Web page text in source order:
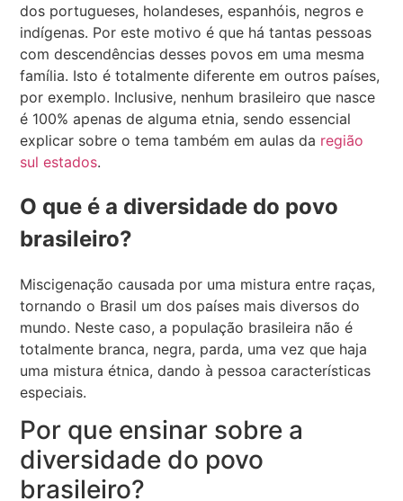
dos portugueses, holandeses, espanhóis, negros e
indígenas. Por este motivo é que há tantas pessoas
com descendências desses povos em uma mesma
família. Isto é totalmente diferente em outros países,
por exemplo. Inclusive, nenhum brasileiro que nasce
é 100% apenas de alguma etnia, sendo essencial
explicar sobre o tema também em aulas da região
sul estados.
O que é a diversidade do povo
brasileiro?
Miscigenação causada por uma mistura entre raças,
tornando o Brasil um dos países mais diversos do
mundo. Neste caso, a população brasileira não é
totalmente branca, negra, parda, uma vez que haja
uma mistura étnica, dando à pessoa características
especiais.
Por que ensinar sobre a
diversidade do povo
brasileiro?